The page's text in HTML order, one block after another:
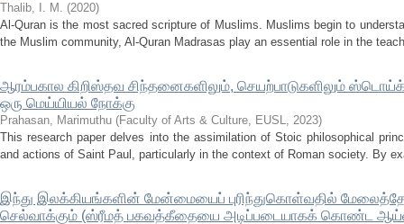
Thalib, I. M. (2020)
Al-Quran is the most sacred scripture of Muslims. Muslims begin to
the Muslim community, Al-Quran Madrasas play an essential role in the
ஆரம்பகால கிறிஸ்தவ சிந்தனைகளிலும், செயற்பாடுகளிலும்
ஒரு மெய்யியல் நோக்கு
Prahasan, Marimuthu (Faculty of Arts & Culture, EUSL, 2023)
This research paper delves into the assimilation of Stoic philosophical
and actions of Saint Paul, particularly in the context of Roman society. By
இந்து இலக்கியங்களின் மேன்மையைப் புரிந்துகொள்வதில்
செல்வாக்கும் (ஸ்ரீமத் பகவத்கீதையை அடிப்படையாகக் கொண்ட